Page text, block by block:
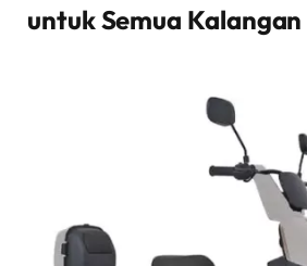
untuk Semua Kalangan